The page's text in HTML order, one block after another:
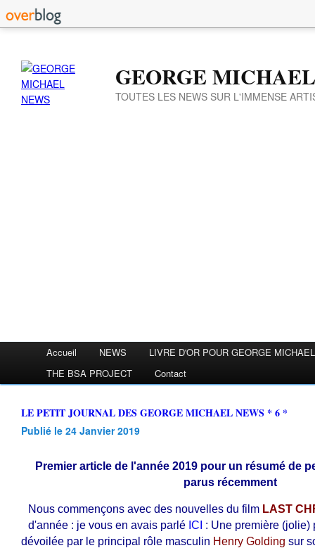
GEORGE
TOUTES LES NEWS SUR L'IMMENSE
Accueil NEWS
LIVRE D'OR POUR GEORGE MICHAEL
THE BSA PROJECT
Contact
LE PETIT JOURNAL DES GEORGE MICHAEL NEWS * 6 *
Publié le 24 Janvier 2019
Premier article de l'année 2019 pour un résumé de
parus récemment
Nous commençons avec des nouvelles du film LAST
d'année : je vous en avais parlé ICI : Une première (jolie)
dévoilée par le principal rôle masculin Henry Golding sur